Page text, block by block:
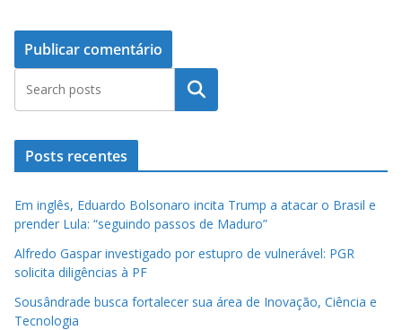
Pesquisar
Posts recentes
Em inglês, Eduardo Bolsonaro incita Trump a atacar o Brasil e
prender Lula: “seguindo passos de Maduro”
Alfredo Gaspar investigado por estupro de vulnerável: PGR
solicita diligências à PF
Sousândrade busca fortalecer sua área de Inovação, Ciência e
Tecnologia